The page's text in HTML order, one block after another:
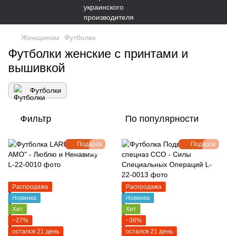
Женщинам Футболки
Футболки женские с принтами и
вышивкой
Футболки
Фильтр По популярности
Подарок
Распродажа
Новинка
Хит
−27%
остался 21 день
Подарок
Распродажа
Новинка
Хит
−38%
остался 21 день